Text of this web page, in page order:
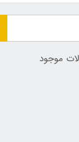
موجود